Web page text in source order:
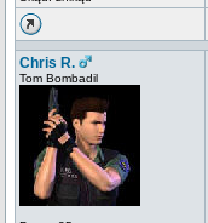
Chris R.
Tom Bombadil